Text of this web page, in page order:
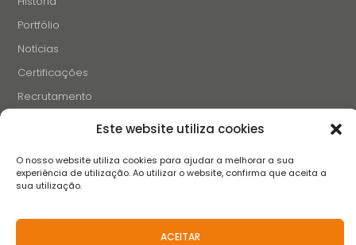
Este website utiliza cookies
O nosso website utiliza cookies para ajudar a melhorar a sua
experiência de utilização. Ao utilizar o website, confirma que aceita a
sua utilização.
ACEITAR
Portfólio
Notícias
Certificações
Recrutamento
Termos e Condições Aviso de Privacidade
Aviso de Cookies
FAQS